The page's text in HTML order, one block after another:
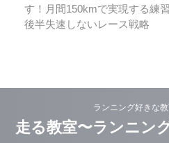
す！月間150kmで実現する練
後半失速しないレース戦略
ランニング好きな
走る教室〜ランニン